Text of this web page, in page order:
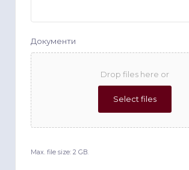
Документи
Drop files here or
Select files
Max. file size: 2 GB.